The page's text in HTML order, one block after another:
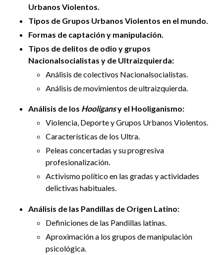
Urbanos Violentos.
Tipos de Grupos Urbanos Violentos en el mundo.
Formas de captación y manipulación.
Tipos de delitos de odio y grupos
Nacionalsocialistas y de Ultraizquierda:
Análisis de colectivos Nacionalsocialistas.
Análisis de movimientos de ultraizquierda.
Análisis de los Hooligansy el Hooliganismo:
Violencia, Deporte y Grupos Urbanos Violentos.
Características de los Ultra.
Peleas concertadas y su progresiva
profesionalización.
Activismo político en las gradas y actividades
delictivas habituales.
Análisis de las Pandillas de Origen Latino:
Definiciones de las Pandillas latinas.
Aproximación a los grupos de manipulación
psicológica.